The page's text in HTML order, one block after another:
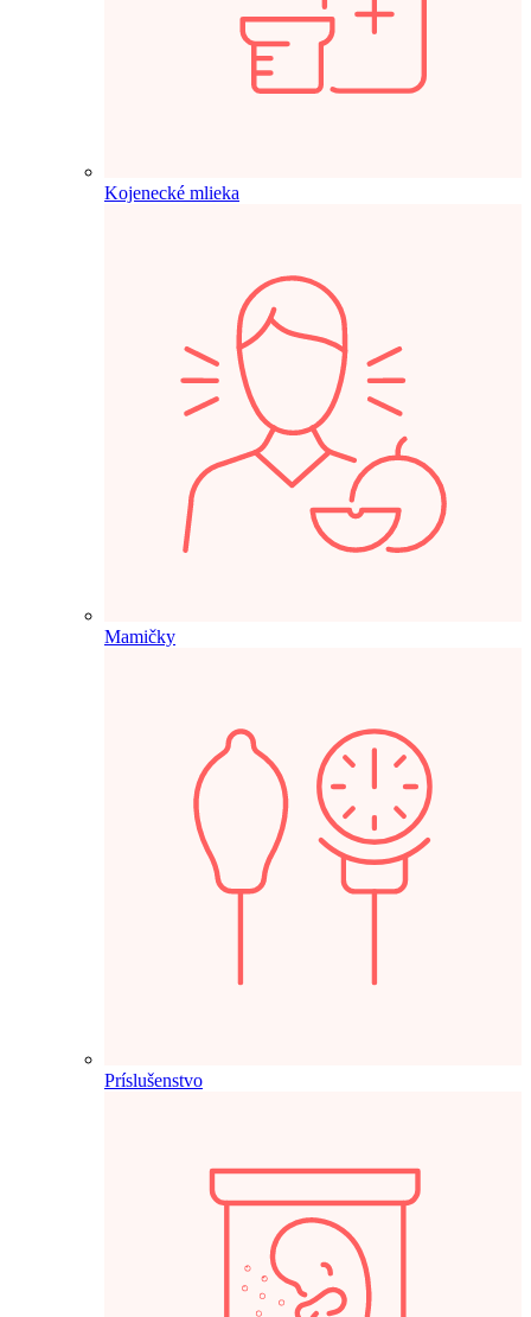
Kojenecké mlieka
Mamičky
Príslušenstvo